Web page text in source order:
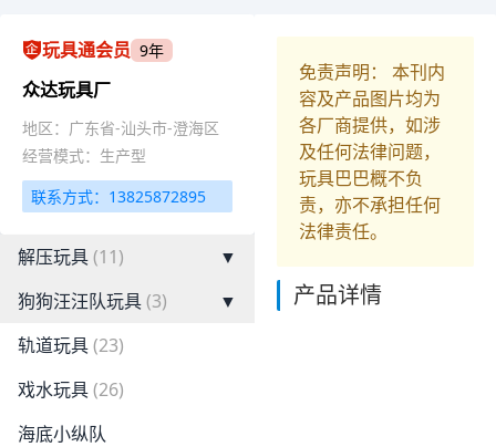
玩具通会员 9年
众达玩具厂
地区：广东省-汕头市-澄海区
经营模式：生产型
联系方式：13825872895
解压玩具(11)
▼
狗狗汪汪队玩具(3)
▼
轨道玩具(23)
戏水玩具(26)
海底小纵队
免责声明： 本刊内
容及产品图片均为
各厂商提供，如涉
及任何法律问题，
玩具巴巴概不负
责，亦不承担任何
法律责任。
产品详情